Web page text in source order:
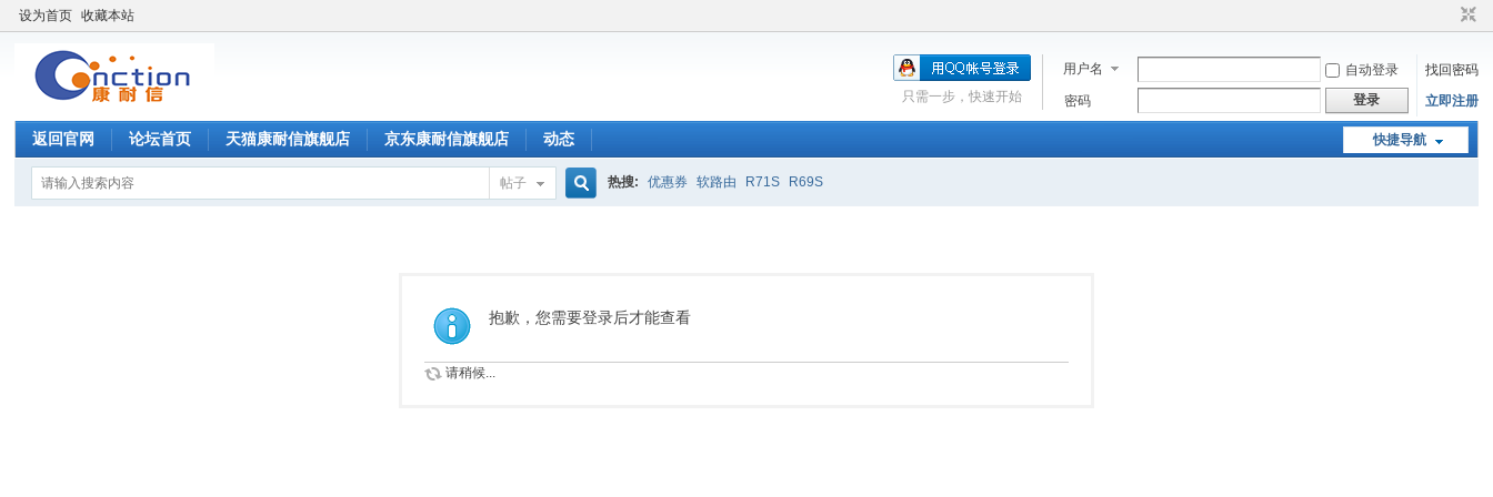
设为首页 收藏本站
用户名 自动登录
找回密码
密码
登录 立即注册
只需一步，快速开始
快捷导航
返回官网 论坛首页 天猫康耐信旗舰店 京东康耐信旗舰店 动态
帖子
索
热搜: 优惠券 软路由 R71S R69S
抱歉，您需要登录后才能查看
请稍候...